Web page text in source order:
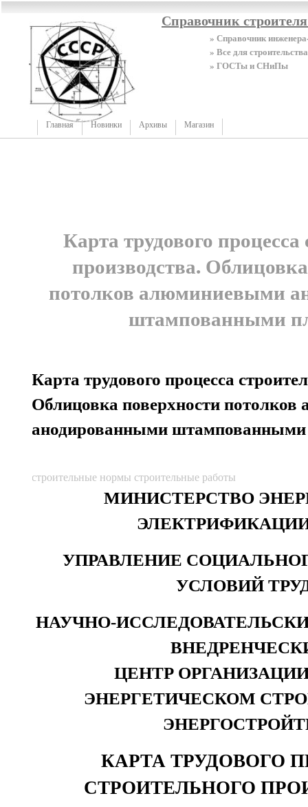
Справочник
» Справочник
» Все для строительства
» ГОСТы и СНиПы
Главная Новинки Архивы Магазин
Карта трудового процесса
производства.
потолков алюминиевыми
штампованными
Карта трудового процесса
Облицовка поверхности
анодированными
строительные нормы строительные работы
МИНИСТЕРСТВО
УПРАВЛЕНИЕ
УСЛОВИЙ
НАУЧНО-
ЦЕНТР
ЭНЕРГЕТИЧЕСКОМ
КАРТА ТРУДОВОГО
СТРОИТЕЛЬНОГО